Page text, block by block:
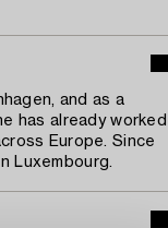
and as a
has already worked
Europe. Since
Luxembourg.